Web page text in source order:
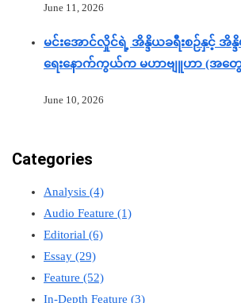
June 11, 2026
မင်းအောင်လှိုင်ရဲ့ အိန္ဒိယခရီးစဉ်နှင့် အိ
ရေးနောက်ကွယ်က မဟာဗျူဟာ (အတွေ
June 10, 2026
Categories
Analysis (4)
Audio Feature (1)
Editorial (6)
Essay (29)
Feature (52)
In-Depth Feature (3)